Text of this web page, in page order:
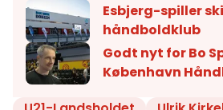
Esbjerg-spiller
håndboldklub
Godt nyt for Bo
København